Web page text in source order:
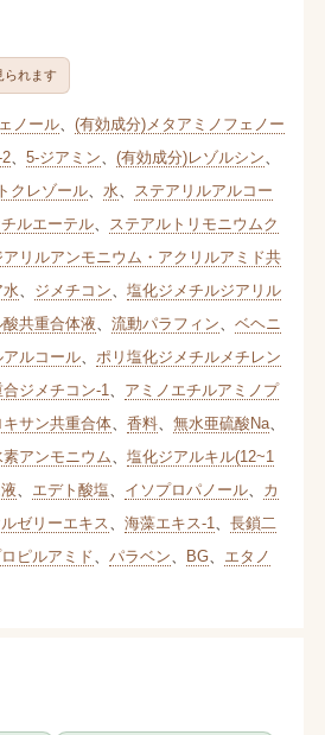
られます
ノール、 (有効成分)メタアミノフェノー
、 5-ジアミン (有効成分)レゾルシン
クレゾール、 水
ステアリルアルコー
ルエーテル、
ステアルトリモニウムク
リルアンモニウム・アクリルアミド共
ジメチコン
塩化ジメチルジアリル
共重合体液
流動パラフィン
ベヘニ
アルコール、 ポリ塩化ジメチルメチレン
ジメチコン-1
アミノエチルアミノプ
サン共重合体、 香料、 無水亜硫酸Na、
素アンモニウム
塩化ジアルキル(12~1
エデト酸塩 イソプロパノール、 カ
ゼリーエキス 海藻エキス-1
長鎖二
ピルアミド
パラベン BG、 エタノ